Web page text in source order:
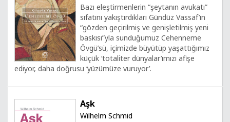
Bazı eleştirmenlerin “şeytanın avukatı”
sıfatını yakıştırdıkları Gündüz Vassaf’ın
“gözden geçirilmiş ve genişletilmiş yeni
baskısı”yla sunduğumuz Cehenneme
Övgü’sü, içimizde büyütüp yaşattığımız
küçük ‘totaliter dünyalar’ımızı afişe
ediyor, daha doğrusu ‘yüzümüze vuruyor’.
Aşk
Wilhelm Schmid